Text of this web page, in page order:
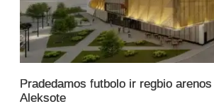
Pradedamos futbolo ir regbio
Aleksote